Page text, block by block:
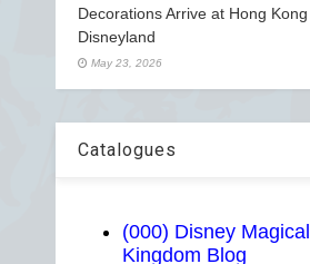
Decorations Arrive at Hong Kong
Disneyland
May 23, 2026
Catalogues
(000) Disney Magical
Kingdom Blog